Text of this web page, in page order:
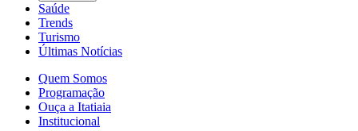
Saúde
Trends
Turismo
Últimas Notícias
Quem Somos
Programação
Ouça a Itatiaia
Institucional